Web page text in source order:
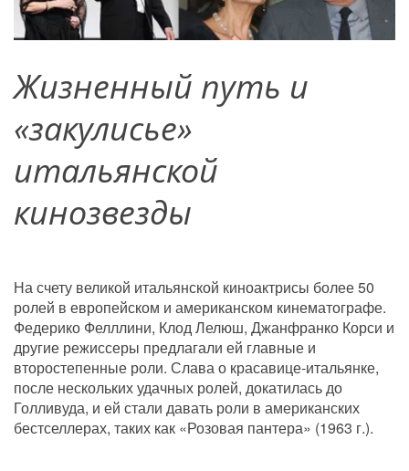
Жизненный путь и
«закулисье»
итальянской
кинозвезды
На счету великой итальянской киноактрисы более 50
ролей в европейском и американском кинематографе.
Федерико Фелллини, Клод Лелюш, Джанфранко Корси и
другие режиссеры предлагали ей главные и
второстепенные роли. Слава о красавице-итальянке,
после нескольких удачных ролей, докатилась до
Голливуда, и ей стали давать роли в американских
бестселлерах, таких как «Розовая пантера» (1963 г.).